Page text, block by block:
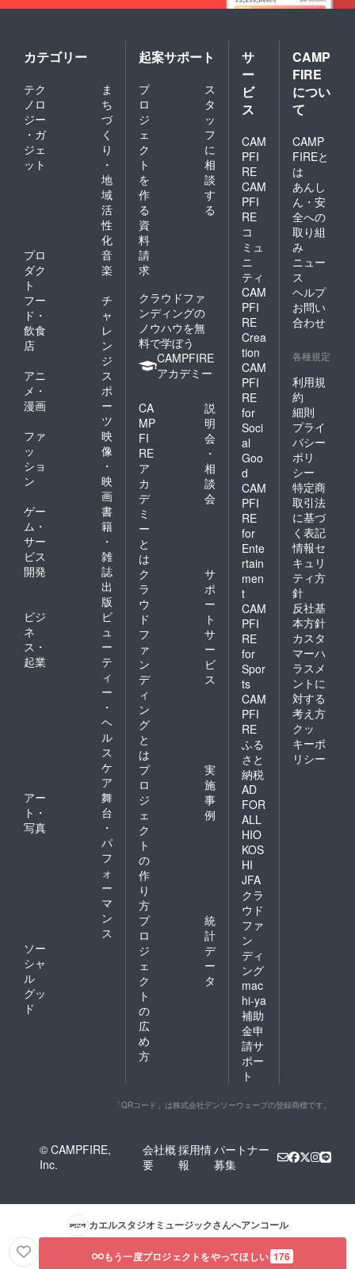
カテゴリー
テク
ノロ
ジー
・ガ
ジェ
ット
ま
ち
づ
く
り
・
地
域
活
性
化
プロ
ダク
ト
音
楽
フー
ド・
飲食
店
チ
ャ
レ
ン
ジ
アニ
メ・
漫画
ス
ポ
ー
ツ
ファ
ッ
ショ
ン
映
像
・
映
画
ゲー
ム・
サー
ビス
開発
書
籍
・
雑
誌
出
版
ビジ
ネ
ス・
起業
ビ
ュ
ー
テ
ィ
ー
・
ヘ
ル
ス
ケ
ア
アー
ト・
写真
舞
台
・
パ
フ
ォ
ー
マ
ン
ス
ソー
シャ
ル
グッ
ド
起案サポート
プ
ロ
ジ
ェ
ク
ト
を
作
る
ス
タ
ッ
フ
に
相
談
す
る
資
料
請
求
クラウドファ
ンディングの
ノウハウを無
料で学ぼう
CAMPFIRE
アカデミー
CA
MP
FI
RE
ア
カ
デ
ミ
ー
と
は
説
明
会
・
相
談
会
ク
ラ
ウ
ド
フ
ァ
ン
デ
ィ
ン
グ
と
は
サ
ポ
ー
ト
サ
ー
ビ
ス
プ
ロ
ジ
ェ
ク
ト
の
作
り
方
実
施
事
例
プ
ロ
ジ
ェ
ク
ト
の
広
め
方
統
計
デ
ー
タ
サ
ー
ビ
ス
CAM
PFI
RE
CAM
PFI
RE
コ
ミュ
ニ
ティ
CAM
PFI
RE
Crea
tion
CAM
PFI
RE
for
Soci
al
Goo
d
CAM
PFI
RE
for
Ente
rtain
men
t
CAM
PFI
RE
for
Spor
ts
CAM
PFI
RE
ふる
さと
納税
AD
FOR
ALL
HIO
KOS
HI
JFA
クラ
ウド
ファ
ン
ディ
ング
mac
hi-ya
補助
金申
請サ
ポー
ト
CAMP
FIRE
につい
て
CAMP
FIREと
は
あんし
ん・安
全への
取り組
み
ニュー
ス
ヘルプ
お問い
合わせ
各種規定
利用規
約
細則
プライ
バシー
ポリ
シー
特定商
取引法
に基づ
く表記
情報セ
キュリ
ティ方
針
反社基
本方針
カスタ
マーハ
ラスメ
ントに
対する
考え方
クッ
キーポ
リシー
「QRコード」は株式会社デンソーウェーブの登録商標です。
© CAMPFIRE,
Inc.
会社概
要
採用情
報
パートナー
募集
カエルスタジオミュージックさんへアンコール
もう一度プロジェクトをやってほしい 176